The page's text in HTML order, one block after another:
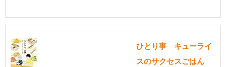
ひとり事 キューライ
スのサクセスごはん